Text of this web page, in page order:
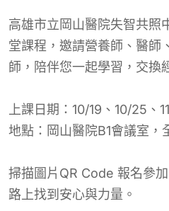
高雄市立岡山醫院失智共照
堂課程，邀請營養師、醫師
師，陪伴您一起學習，交換
上課日期：10/19、10/25、
地點：岡山醫院B1會議室，
掃描圖片QR Code 報名參
路上找到安心與力量。